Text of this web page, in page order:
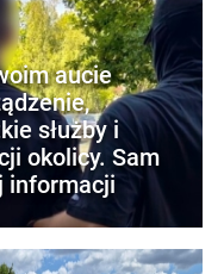
aucie
służby i
okolicy. Sam
informacji